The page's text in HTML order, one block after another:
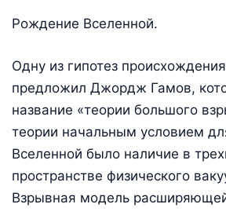
Рождение Вселенной.
Одну из гипотез
предложил Джордж Гамов,
название «теории большого
теории начальным условием
Вселенной было наличие в
пространстве физического
Взрывная модель